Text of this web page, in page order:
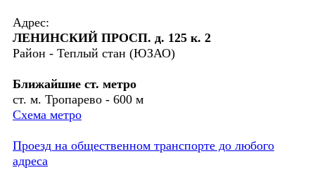
Адрес:
ЛЕНИНСКИЙ ПРОСП. д. 125 к. 2
Район - Теплый стан (ЮЗАО)
Ближайшие ст. метро
ст. м. Тропарево - 600 м
Схема метро
Проезд на общественном транспорте до любого
адреса